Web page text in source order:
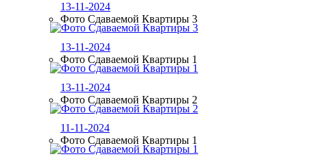
13-11-2024
Фото Сдаваемой Квартиры 3
13-11-2024
Фото Сдаваемой Квартиры 1
13-11-2024
Фото Сдаваемой Квартиры 2
11-11-2024
Фото Сдаваемой Квартиры 1